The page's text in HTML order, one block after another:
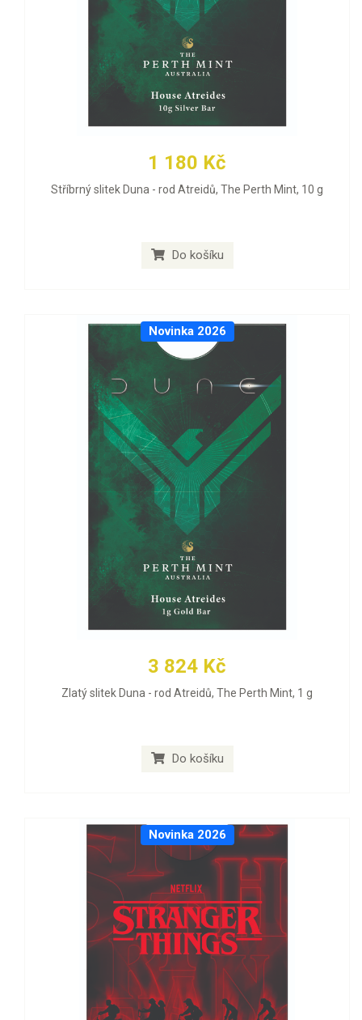
1 180 Kč
Stříbrný slitek Duna - rod Atreidů, The Perth Mint, 10 g
Do košíku
Novinka 2026
3 824 Kč
Zlatý slitek Duna - rod Atreidů, The Perth Mint, 1 g
Do košíku
Novinka 2026